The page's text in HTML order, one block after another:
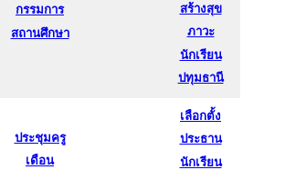
กรรมการ
สถานศึกษา
สร้างสุข
ภาวะ
นักเรียน
ปทุมธานี
ประชุมครู
เดือน
เลือกตั้ง
ประธาน
นักเรียน